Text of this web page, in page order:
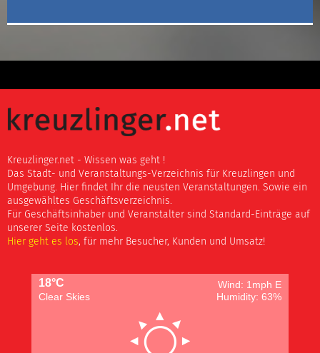
Kreuzlinger.net - Wissen was geht !
Das Stadt- und Veranstaltungs-Verzeichnis für Kreuzlingen und
Umgebung. Hier findet Ihr die neusten Veranstaltungen. Sowie ein
ausgewähltes Geschäftsverzeichnis.
Für Geschäftsinhaber und Veranstalter sind Standard-Einträge auf
unserer Seite kostenlos.
Hier geht es los, für mehr Besucher, Kunden und Umsatz!
18°C
Wind: 1mph E
Clear Skies
Humidity: 63%